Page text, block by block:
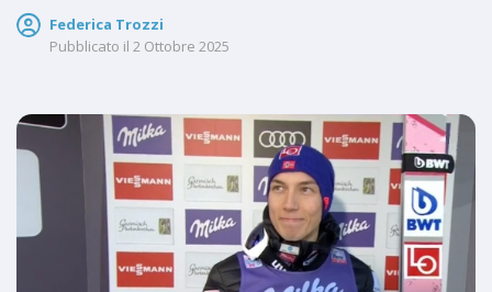
Federica Trozzi
Pubblicato il 2 Ottobre 2025